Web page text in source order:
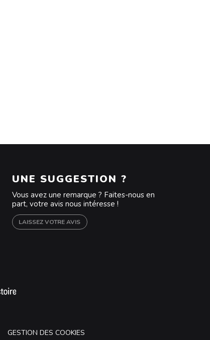
UNE SUGGESTION ?
Vous avez une remarque ? Faites-nous en
part, votre avis nous intéresse !
LAISSEZ VOTRE AVIS
GESTION DES COOKIES